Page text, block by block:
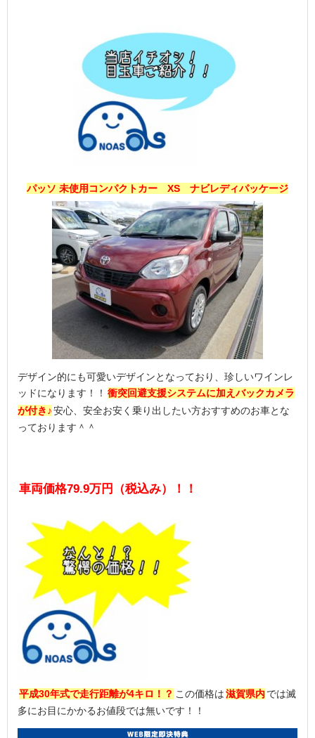
パッソ 未使用コンパクトカー XS ナビレディパッケージ
デザイン的にも可愛いデザインとなっており、珍しいワインレ
ッドになります！！ 衝突回避支援システムに加えバックカメラ
が付き♪安心、安全お安く乗り出したい方おすすめのお車とな
っております＾＾
車両価格79.9万円（税込み）！！
平成30年式で走行距離が4キロ！？ この価格は滋賀県内では滅
多にお目にかかるお値段では無いです！！